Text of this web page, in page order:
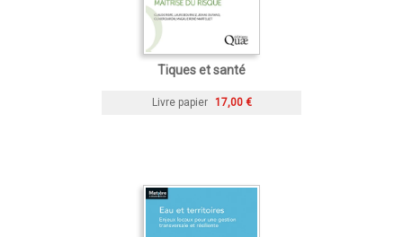
Tiques et santé
Livre papier 17,00 €